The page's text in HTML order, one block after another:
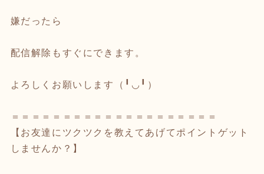
嫌だったら
配信解除もすぐにできます。
よろしくお願いします（╹◡╹）
＝＝＝＝＝＝＝＝＝＝＝＝＝＝＝＝＝＝＝＝
【お友達にツクツクを教えてあげてポイントゲット
しませんか？】